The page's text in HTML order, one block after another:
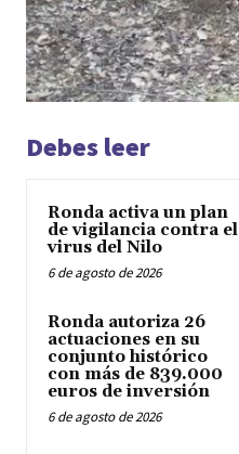
Debes leer
Ronda activa un plan
de vigilancia contra el
virus del Nilo
6 de agosto de 2026
Ronda autoriza 26
actuaciones en su
conjunto histórico
con más de 839.000
euros de inversión
6 de agosto de 2026